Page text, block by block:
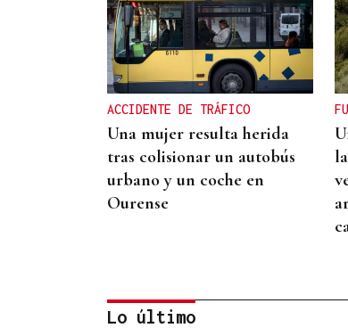
ACCIDENTE DE TRÁFICO
Una mujer resulta herida
tras colisionar un autobús
urbano y un coche en
Ourense
Lo último